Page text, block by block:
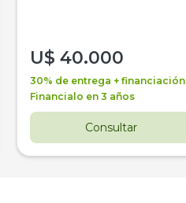
U$ 40.000
30% de entrega + financiación
Financialo en 3 años
Consultar